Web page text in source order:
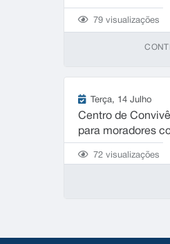
79 visualizações
direitos dos menores.
Centro de
para moradores
Terça 14 Julho
72 visualizações